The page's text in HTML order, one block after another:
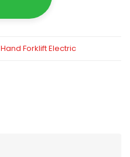
Hand Forklift Electric